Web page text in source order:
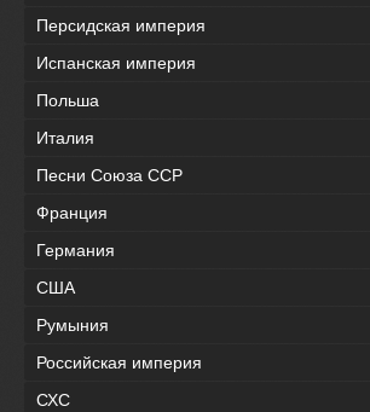
Персидская империя
Испанская империя
Польша
Италия
Песни Союза ССР
Франция
Германия
США
Румыния
Российская империя
СХС